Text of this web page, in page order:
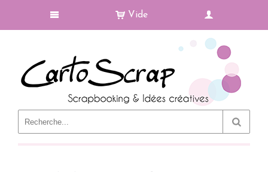
Vide